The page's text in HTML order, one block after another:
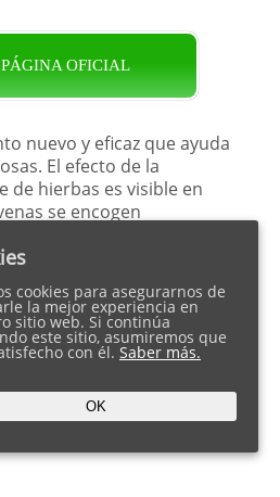
OFICIAL
nuevo y eficaz que ayuda
El efecto de la
de hierbas es visible en
se encogen
menos notorias. Además,
el estado de la piel y
que se vuelven más
del remedio no
sino únicamente
vitaminas. Como
de la crema
en la lucha contra
para las varices no
a diferencia de
cookies para asegurarnos de
la mejor experiencia en
sitio web. Si continúa
este sitio, asumiremos que
con él. Saber más.
OK